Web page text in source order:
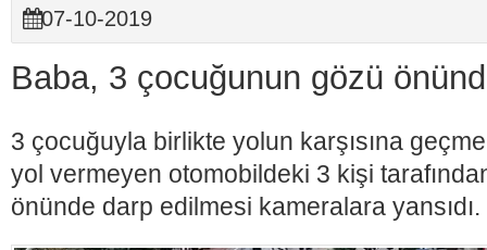
07-10-2019
Baba, 3 çocuğunun gözü
3 çocuğuyla birlikte yolun karşısına
yol vermeyen otomobildeki 3 kişi
önünde darp edilmesi kameralara yansıdı.